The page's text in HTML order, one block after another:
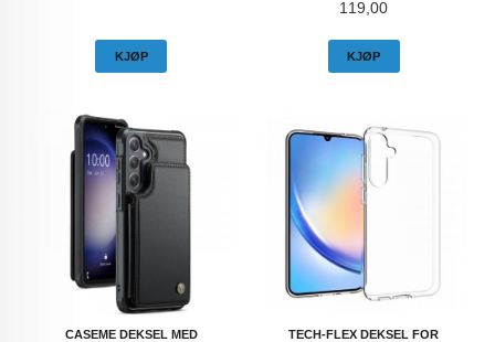
KJØP
Pris
119,00
KJØP
CASEME DEKSEL MED
TECH-FLEX DEKSEL FOR